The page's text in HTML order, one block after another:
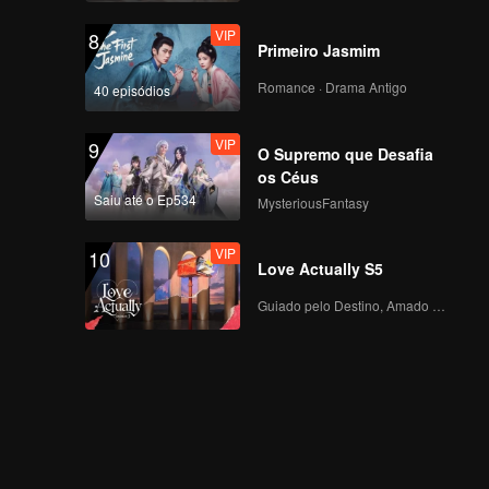
8
40 episódios
VIP
Primeiro Jasmim
Romance · Drama Antigo
9
Saiu até o Ep534
VIP
O Supremo que Desafia
os Céus
MysteriousFantasy
10 VIP
Love Actually S5